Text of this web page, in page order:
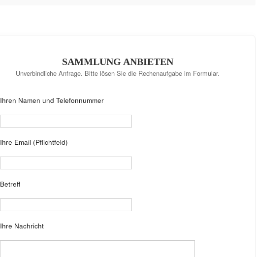
SAMMLUNG ANBIETEN
Unverbindliche Anfrage. Bitte lösen Sie die Rechenaufgabe im Formular.
Ihren Namen und Telefonnummer
Ihre Email (Pflichtfeld)
Betreff
Ihre Nachricht